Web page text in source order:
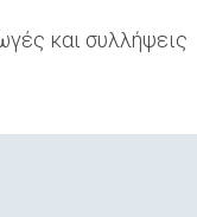
και συλλήψεις